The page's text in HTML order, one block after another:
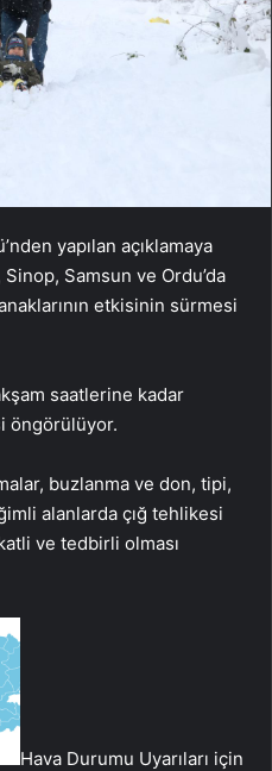
yapılan açıklamaya
Samsun ve Ordu’da
etkisinin sürmesi
saatlerine kadar
öngörülüyor.
buzlanma ve don, tipi,
alanlarda çığ tehlikesi
ve tedbirli olması
Hava Durumu Uyarıları için